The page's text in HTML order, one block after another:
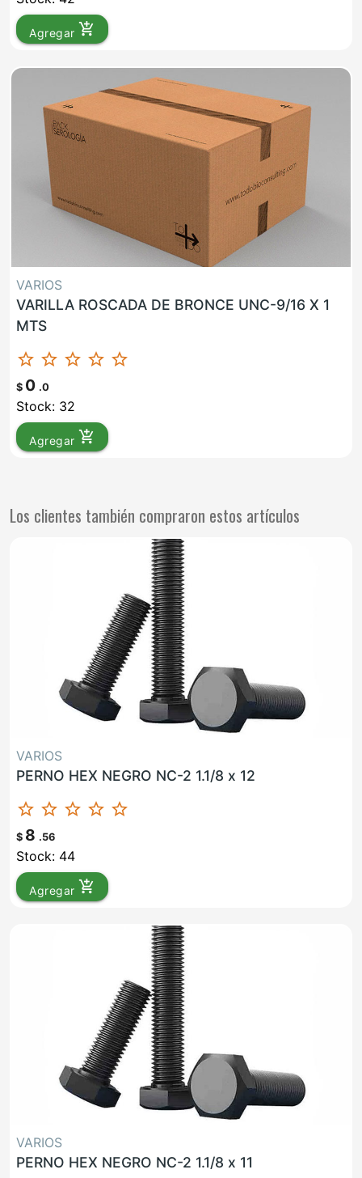
Agregar add_shopping_cart
VARIOS
VARILLA ROSCADA DE BRONCE UNC-9/16 X 1
MTS
star_border star_border star_border star_border star_border
$ 0 .0
Stock: 32
Agregar add_shopping_cart
Los clientes también compraron estos artículos
VARIOS
PERNO HEX NEGRO NC-2 1.1/8 x 12
star_border star_border star_border star_border star_border
$ 8 .56
Stock: 44
Agregar add_shopping_cart
VARIOS
PERNO HEX NEGRO NC-2 1.1/8 x 11